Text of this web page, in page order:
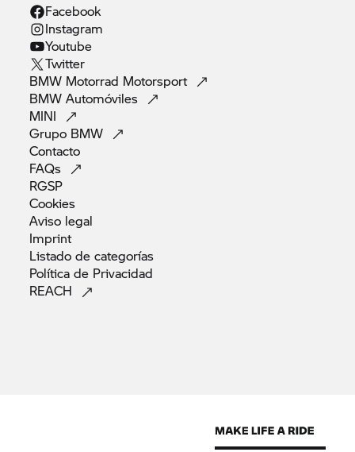
Facebook
Instagram
Youtube
Twitter
BMW Motorrad Motorsport
BMWAutomóviles
MINI
Grupo BMW
Contacto
FAQs
RGSP
Cookies
Aviso legal
Imprint
Listado decategorías
Política de Privacidad
REACH